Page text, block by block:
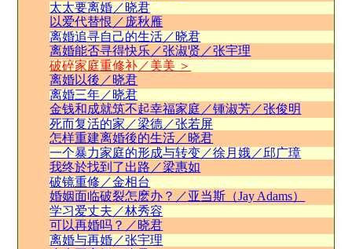
太太要离婚／晓君
以爱代替恨／庞秋雁
离婚追寻自己的生活／晓君
离婚能否寻得快乐／张淑贤／张宇理
破碎家庭重修补／美美 ＞
离婚以後／晓君
离婚三年／晓君
金钱和成就筑不起幸福家庭／锺淑芳／张俊明
死而复活的家／梁德／张若屏
怎样重建离婚後的生活／晓君
一个暴力家庭的形成与转变／徐月娥／邱广璋
我终於找到了出路／梁惠如
破镜重修／金相台
婚姻面临破裂怎麽办？／亚当斯（Jay Adams）
学习爱丈夫／林秀容
可以再婚吗？／晓君
离婚与再婚／张宇理